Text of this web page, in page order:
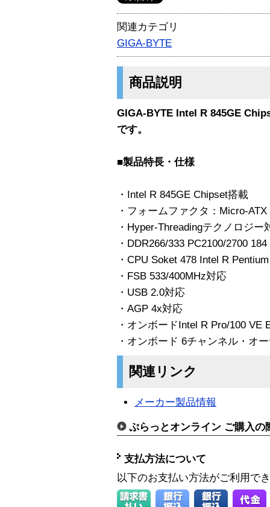
関連カテゴリ
GIGA-BYTE
商品説明
GIGA-BYTE Intel R 845GE
です。
■製品特長・仕様
・Intel R 845GE Chipset搭載
・フォームファクタ：Micro-ATX
・Hyper-Threadingテクノロジー
・DDR266/333 PC2100/2700
・CPU Soket 478 Intel R
・FSB 533/400MHz対応
・USB 2.0対応
・AGP 4x対応
・オンボードIntel R Pro/100 VE
・オンボード 6チャンネル・オ
関連リンク
メーカー製品情報
ぷらっとオンライン ご購入の
支払方法について
以下のお支払い方法がご利用で